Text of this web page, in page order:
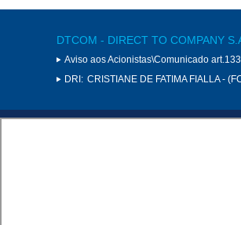
DTCOM - DIRECT TO COMPANY
Aviso aos Acionistas\Comunicado
DRI: CRISTIANE DE FATIMA FIALLA -